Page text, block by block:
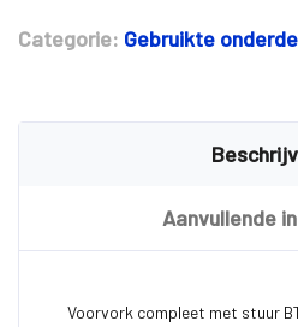
Riva
Categorie: Gebruikte
Aanvullende
Voorvork compleet met stuur